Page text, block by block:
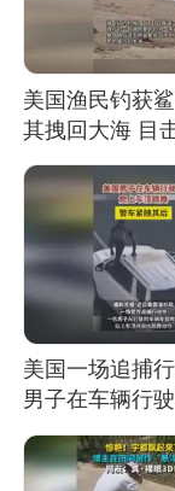
美国渔民钓获
其拽回大海 目
震惊 （视频来
消息）
美国一场追捕
男子在车辆行
顶跳舞。（新